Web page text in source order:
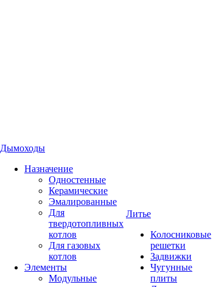
Дымоходы
Назначение
Одностенные
Керамические
Эмалированные
Для
твердотопливных
котлов
Для газовых
котлов
Элементы
Модульные
Литье
Колосниковые
решетки
Задвижки
Чугунные
плиты